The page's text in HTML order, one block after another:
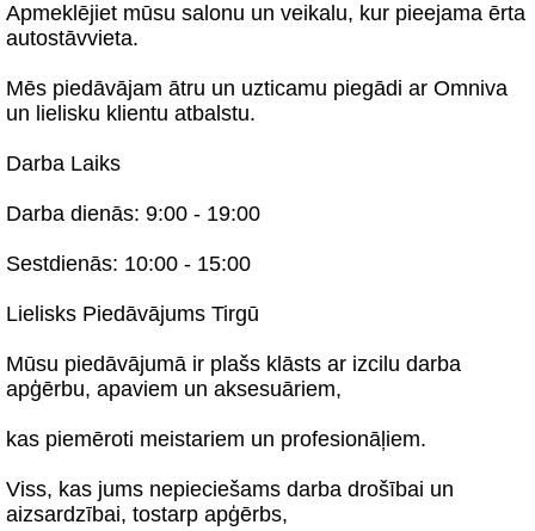
Apmeklējiet mūsu salonu un veikalu, kur pieejama ērta
autostāvvieta.
Mēs piedāvājam ātru un uzticamu piegādi ar Omniva
un lielisku klientu atbalstu.
Darba Laiks
Darba dienās: 9:00 - 19:00
Sestdienās: 10:00 - 15:00
Lielisks Piedāvājums Tirgū
Mūsu piedāvājumā ir plašs klāsts ar izcilu darba
apģērbu, apaviem un aksesuāriem,
kas piemēroti meistariem un profesionāļiem.
Viss, kas jums nepieciešams darba drošībai un
aizsardzībai, tostarp apģērbs,